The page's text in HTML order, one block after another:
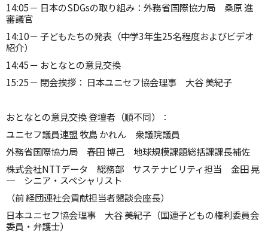
14:05－ 日本のSDGsの取り組み：外務省国際協力局 桑原 進
審議官
14:10－ 子どもたちの発表（中学3年生25名程度およびビデオ
紹介）
14:45－ おとなとの意見交換
15:25－ 閉会挨拶： 日本ユニセフ協会理事 大谷 美紀子
おとなとの意見交換 登壇者（順不同）：
ユニセフ議員連盟 牧島 かれん 衆議院議員
外務省国際協力局 春田 博己 地球規模課題総括課課長補佐
株式会社NTTデータ 総務部 サステナビリティ担当 金田 晃
一 シニア・スペシャリスト
（前 経団連社会貢献担当者懇談会座長）
日本ユニセフ協会理事 大谷 美紀子（国連子どもの権利委員会
委員・弁護士）